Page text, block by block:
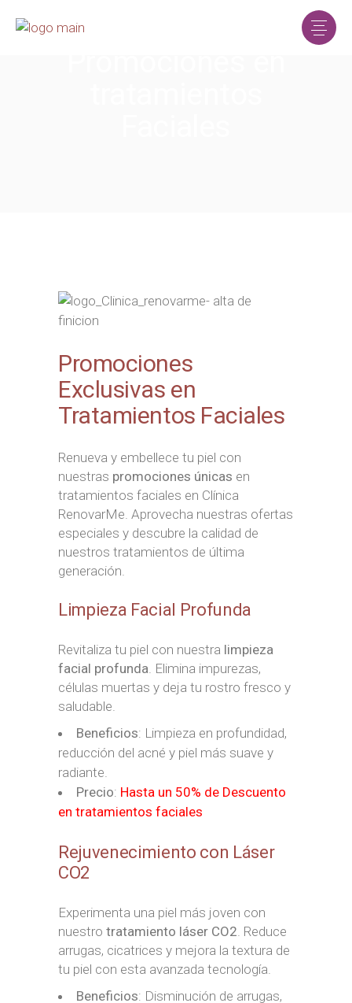
Promociones
Exclusivas en
Tratamientos Faciales
Renueva y embellece tu piel con
nuestras promociones únicas en
tratamientos faciales en Clínica
RenovarMe. Aprovecha nuestras ofertas
especiales y descubre la calidad de
nuestros tratamientos de última
generación.
Limpieza Facial Profunda
Revitaliza tu piel con nuestra limpieza
facial profunda. Elimina impurezas,
células muertas y deja tu rostro fresco y
saludable.
Beneficios: Limpieza en profundidad,
reducción del acné y piel más suave y
radiante.
Precio: Hasta un 50% de Descuento
en tratamientos faciales
Rejuvenecimiento con Láser
CO2
Experimenta una piel más joven con
nuestro tratamiento láser CO2 . Reduce
arrugas, cicatrices y mejora la textura de
tu piel con esta avanzada tecnología.
Beneficios: Disminución de arrugas,